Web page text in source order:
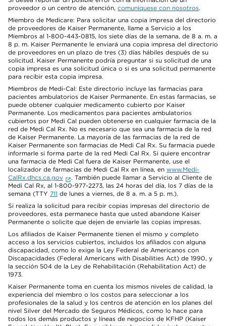
proveedor o un centro de atención, comuníquese con nosotros.
Miembro de Medicare: Para solicitar una copia impresa del directorio
de proveedores de Kaiser Permanente, llame a Servicio a los
Miembros al 1-800-443-0815, los siete días de la semana, de 8 a. m. a
8 p. m. Kaiser Permanente le enviará una copia impresa del directorio
de proveedores en un plazo de tres (3) días hábiles después de su
solicitud. Kaiser Permanente podría preguntar si su solicitud de una
copia impresa es una solicitud única o si es una solicitud permanente
para recibir esta copia impresa.
Miembros de Medi-Cal: Este directorio incluye las farmacias para
pacientes ambulatorios de Kaiser Permanente. En estas farmacias, se
puede obtener cualquier medicamento cubierto por Kaiser
Permanente. Los medicamentos para pacientes ambulatorios
cubiertos por Medi Cal pueden obtenerse en cualquier farmacia de la
red de Medi Cal Rx. No es necesario que sea una farmacia de la red
de Kaiser Permanente. La mayoría de las farmacias de la red de
Kaiser Permanente son farmacias de Medi Cal Rx. Su farmacia puede
informarle si forma parte de la red Medi Cal Rx. Si quiere encontrar
una farmacia de Medi Cal fuera de Kaiser Permanente, use el
localizador de farmacias de Medi Cal Rx en línea, en www.Medi-
CalRx.dhcs.ca.gov
. También puede llamar a Servicio al Cliente de
Medi Cal Rx, al 1-800-977-2273, las 24 horas del día, los 7 días de la
semana (TTY 711 de lunes a viernes, de 8 a. m. a 5 p. m.).
Si realiza la solicitud para recibir copias impresas del directorio de
proveedores, esta permanece hasta que usted abandone Kaiser
Permanente o solicite que dejen de enviarle las copias impresas.
Los afiliados de Kaiser Permanente tienen el mismo y completo
acceso a los servicios cubiertos, incluidos los afiliados con alguna
discapacidad, como lo exige la Ley Federal de Americanos con
Discapacidades (Federal Americans with Disabilities Act) de 1990, y
la sección 504 de la Ley de Rehabilitación (Rehabilitation Act) de
1973.
Kaiser Permanente toma en cuenta los mismos niveles de calidad, la
experiencia del miembro o los costos para seleccionar a los
profesionales de la salud y los centros de atención en los planes del
nivel Silver del Mercado de Seguros Médicos, como lo hace para
todos los demás productos y líneas de negocios de KFHP (Kaiser